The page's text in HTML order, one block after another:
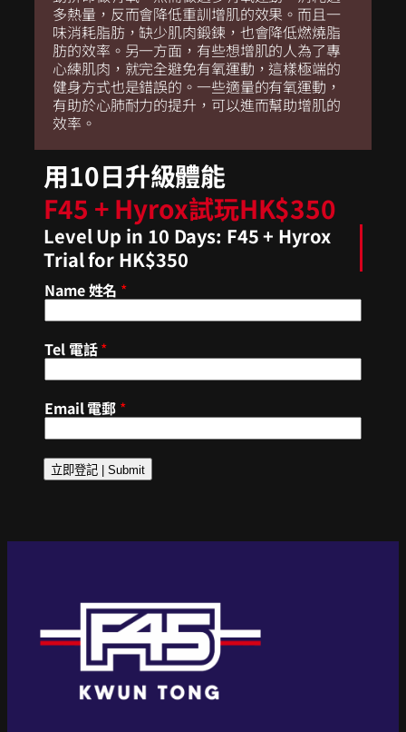
多熱量，反而會降低重訓增肌的效果。而且一
味消耗脂肪，缺少肌肉鍛鍊，也會降低燃燒脂
肪的效率。另一方面，有些想增肌的人為了專
心練肌肉，就完全避免有氧運動，這樣極端的
健身方式也是錯誤的。一些適量的有氧運動，
有助於心肺耐力的提升，可以進而幫助增肌的
效率。
用10日升級體能
F45 + Hyrox試玩HK$350
Level Up in 10 Days: F45 + Hyrox
Trial for HK$350
Name 姓名 *
Tel 電話*
Email 電郵 *
立即登記 | Submit